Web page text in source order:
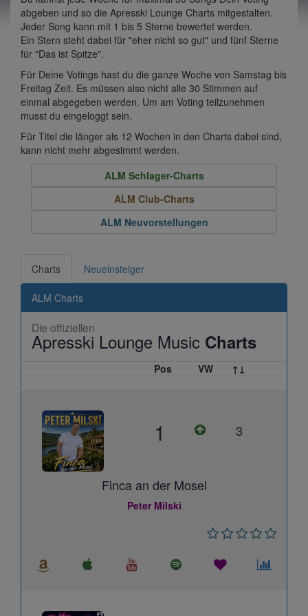
abgeben und so die Apresski Lounge Charts mitgestalten.
Jeder Song kann mit 1 bis 5 Sterne bewertet werden.
Ein Stern steht dabei für "eher nicht so gut" und fünf Sterne
für "Das ist Spitze".
Für Deine Votings hast du die ganze Woche von Samstag bis
Freitag Zeit. Es müssen also nicht alle 30 Stimmen auf
einmal abgegeben werden. Um am Voting teilzunehmen
musst du eingeloggt sein.
Für Titel die länger als 12 Wochen in den Charts dabei sind,
kann nicht mehr abgesimmt werden.
ALM Schlager-Charts
ALM Club-Charts
ALM Neuvorstellungen
Charts Neueinsteiger
ALM Charts
Die offiziellen
Apresski Lounge Music Charts
Pos VW ↑↓
1 3
Finca an der Mosel
Peter Milski